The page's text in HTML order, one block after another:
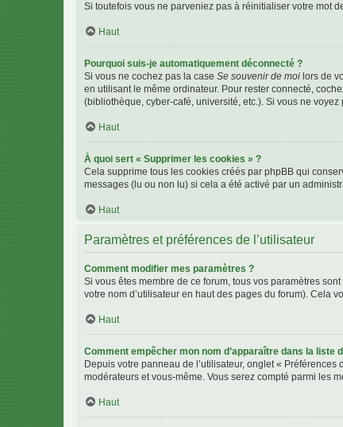
Si toutefois vous ne parveniez pas à réinitialiser votre mot
Haut
Pourquoi suis-je automatiquement déconnecté ?
Si vous ne cochez pas la case Se souvenir de moi lors de
en utilisant le même ordinateur. Pour rester connecté,
(bibliothèque, cyber-café, université, etc.). Si vous ne
Haut
À quoi sert « Supprimer les cookies » ?
Cela supprime tous les cookies créés par phpBB qui
messages (lu ou non lu) si cela a été activé par un
Haut
Paramètres et préférences de l’utilisateur
Comment modifier mes paramètres ?
Si vous êtes membre de ce forum, tous vos paramètres
votre nom d’utilisateur en haut des pages du forum). Cela
Haut
Comment empêcher mon nom d’apparaître dans la liste
Depuis votre panneau de l’utilisateur, onglet « Préférences
modérateurs et vous-même. Vous serez compté parmi les
Haut